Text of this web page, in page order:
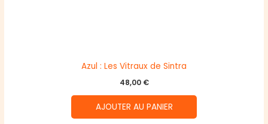
Azul : Les Vitraux de Sintra
48,00 €
AJOUTER AU PANIER